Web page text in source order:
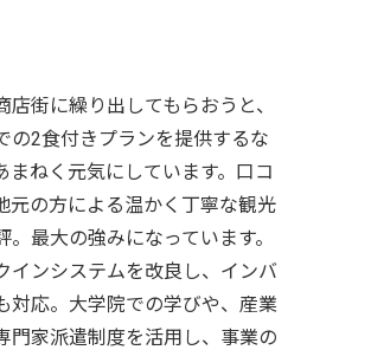
街に繰り出してもらおうと、
の2食付きプランを提供するな
まねく元気にしています。口コ
元の方による温かく丁寧な観光
。最大の強みになっています。
インシステムを改良し、インバ
対応。大学院での学びや、産業
門家派遣制度を活用し、事業の